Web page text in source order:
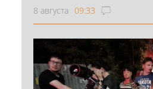
8 августа 09:33